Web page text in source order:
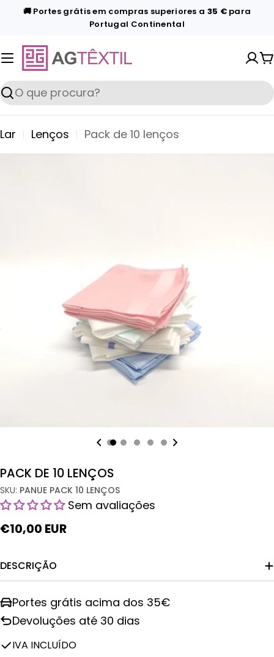
Pular
conteúdo
🚚 Portes grátis em compras superiores a 35 €para
Portugal Continental
Procurar
Lar Lenços
Pack de 10 lenços
aberta 0 em modal
PACK DE 10 LENÇOS
SKU: PANUE PACK 10 LENÇOS
Sem avaliações
Preço
€10,00 EUR
DESCRIÇÃO
Portes grátis acima dos 35€
Devoluções até 30 dias
IVA INCLUÍDO